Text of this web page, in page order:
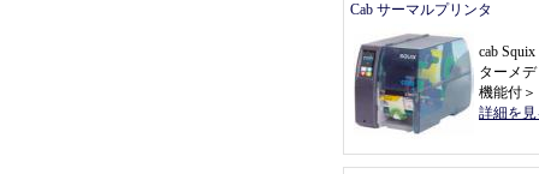
Cab サーマルプリンタ
cab
ターメ
機能付
詳細を